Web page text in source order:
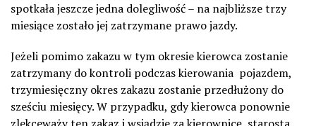
spotkała jeszcze jedna dolegliwość – na najbliższe trzy
miesiące zostało jej zatrzymane prawo jazdy.
Jeżeli pomimo zakazu w tym okresie kierowca zostanie
zatrzymany do kontroli podczas kierowania pojazdem,
trzymiesięczny okres zakazu zostanie przedłużony do
sześciu miesięcy. W przypadku, gdy kierowca ponownie